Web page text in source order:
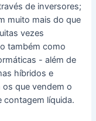
de inversores;
muito mais do que
vezes
também como
- além de
híbridos e
que vendem o
contagem líquida.